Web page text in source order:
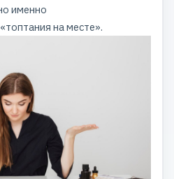
именно
на месте».